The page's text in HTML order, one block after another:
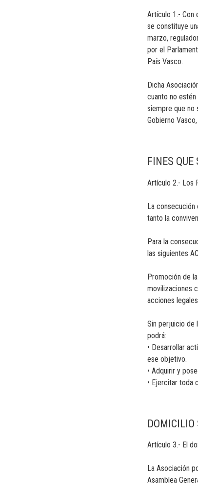
Artículo 1.- Con
se constituye
marzo,
por el
País Vasco.
Dicha
cuanto no
siempre que no
Gobierno
FINES QUE
Artículo 2.- Los
La consecución
tanto la
Para la
las siguientes
Promoción de
movilizaciones
acciones
Sin perjuicio de
podrá:
• Desarrollar
ese objetivo.
• Adquirir y
• Ejercitar toda
DOMICILIO
Artículo 3.- El
La Asociación
Asamblea